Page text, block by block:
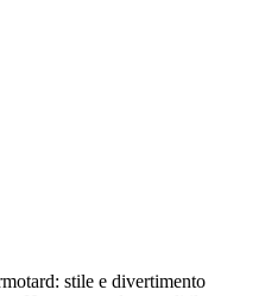
stile e divertimento